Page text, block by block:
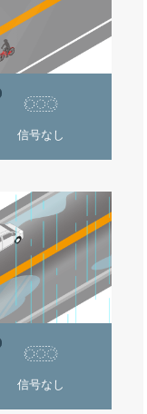
信号なし
信号なし